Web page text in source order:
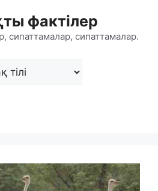
фактілер
сипаттамалар, сипаттамалар.